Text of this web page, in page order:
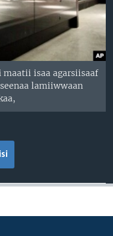
maatii isaa agarsiisaaf
lamiiwwaan